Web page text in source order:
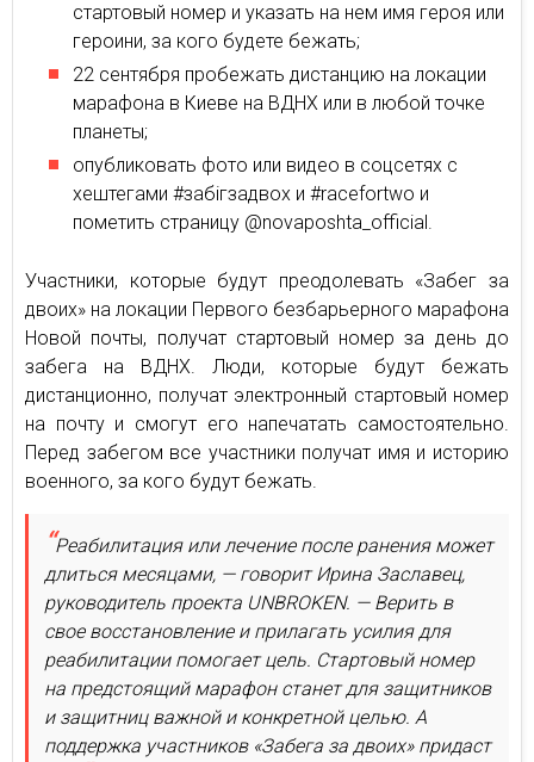
стартовый номер и указать на нем имя героя или
героини, за кого будете бежать;
22 сентября пробежать дистанцию на локации
марафона в Киеве на ВДНХ или в любой точке
планеты;
опубликовать фото или видео в соцсетях с
хештегами #забігзадвох и #racefortwo и
пометить страницу @novaposhta_official.
Участники, которые будут преодолевать «Забег за
двоих» на локации Первого безбарьерного марафона
Новой почты, получат стартовый номер за день до
забега на ВДНХ. Люди, которые будут бежать
дистанционно, получат электронный стартовый номер
на почту и смогут его напечатать самостоятельно.
Перед забегом все участники получат имя и историю
военного, за кого будут бежать.
Реабилитация или лечение после ранения может
длиться месяцами, — говорит Ирина Заславец,
руководитель проекта UNBROKEN. — Верить в
свое восстановление и прилагать усилия для
реабилитации помогает цель. Стартовый номер
на предстоящий марафон станет для защитников
и защитниц важной и конкретной целью. А
поддержка участников «Забега за двоих» придаст